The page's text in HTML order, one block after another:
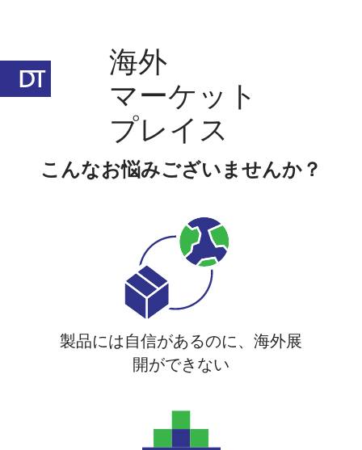
海外
マーケット
プレイス
こんなお悩みございませんか？
製品には自信があるのに、海外展
開ができない